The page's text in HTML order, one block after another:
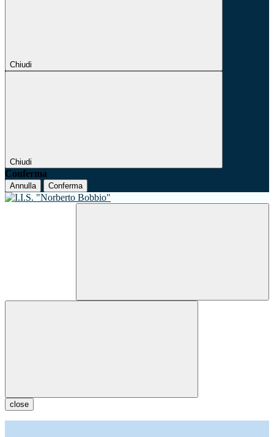
Chiudi
Chiudi
Conferma
Annulla Conferma
close